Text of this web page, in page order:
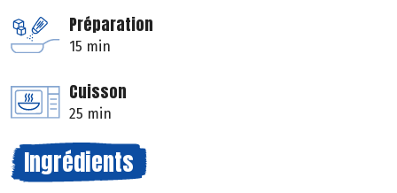
Préparation
15 min
Cuisson
25 min
Ingrédients